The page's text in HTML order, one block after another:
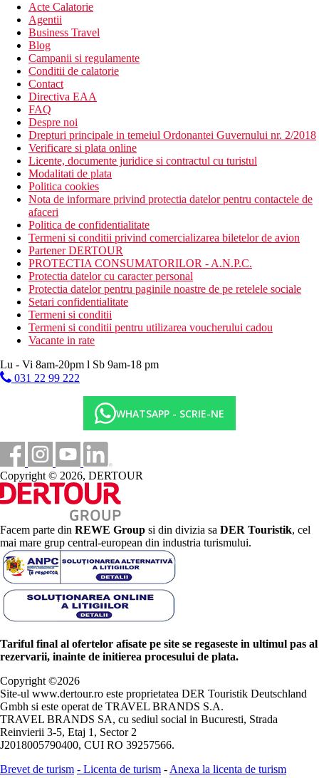
Acte Calatorie
Agentii
Business Travel
Blog
Campanii si regulamente
Conditii de calatorie
Contact
Directiva EAA
FAQ
Despre noi
Drepturi principale in temeiul Ordonantei Guvernului nr. 2/2018
Verificare si plata online
Licente, documente juridice si contractul cu turistul
Modalitati de plata
Politica cookies
Nota de informare privind protectia datelor pentru contactele de
afaceri
Politica de confidentialitate
Termeni si conditii privind comercializarea biletelor de avion
Partener DERTOUR
PROTECTIA CONSUMATORILOR - A.N.P.C.
Protectia datelor cu caracter personal
Protectia datelor pentru paginile noastre de pe retelele sociale
Setari confidentialitate
Termeni si conditii
Termeni si conditii pentru utilizarea voucherului cadou
Vacante in rate
Lu - Vi 8am-20pm l Sb 9am-18 pm
031 22 99 222
WHATSAPP - SCRIE-NE
Copyright © 2026, DERTOUR
Facem parte din REWE Group si din divizia sa DER Touristik, cel
mai mare grup central-european din industria turismului.
Tariful final al ofertelor afisate pe site se regaseste in ultimul pas al
rezervarii, inainte de initierea procesului de plata.
Copyright ©2026
Site-ul www.dertour.ro este proprietatea DER Touristik Deutschland
Gmbh si este operat de TRAVEL BRANDS S.A.
TRAVEL BRANDS SA, cu sediul social in Bucuresti, Strada
Reinvierii 3-5, Etaj 1, Sector 2
J2018005790400, CUI RO 39257566.
Brevet de turism - Licenta de turism - Anexa la licenta de turism